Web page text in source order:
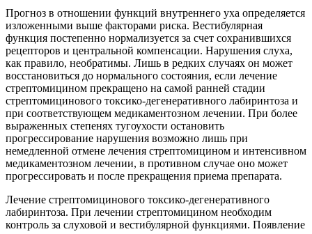
Прогноз в отношении функций внутреннего уха определяется
изложенными выше факторами риска. Вестибулярная
функция постепенно нормализуется за счет сохранившихся
рецепторов и центральной компенсации. Нарушения слуха,
как правило, необратимы. Лишь в редких случаях он может
восстановиться до нормального состояния, если лечение
стрептомицином прекращено на самой ранней стадии
стрептомицинового токсико-дегенеративного лабиринтоза и
при соответствующем медикаментозном лечении. При более
выраженных степенях тугоухости остановить
прогрессирование нарушения возможно лишь при
немедленной отмене лечения стрептомицином и интенсивном
медикаментозном лечении, в противном случае оно может
прогрессировать и после прекращения приема препарата.
Лечение стрептомицинового токсико-дегенеративного
лабиринтоза. При лечении стрептомицином необходим
контроль за слуховой и вестибулярной функциями. Появление